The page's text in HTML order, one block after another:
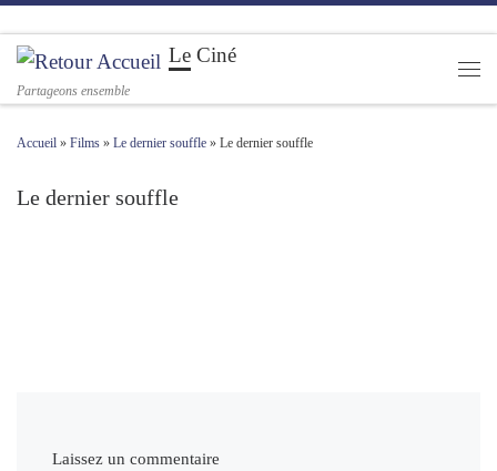
Passer au contenu
Le Ciné
Partageons ensemble
Accueil » Films » Le dernier souffle » Le dernier souffle
Le dernier souffle
Laissez un commentaire